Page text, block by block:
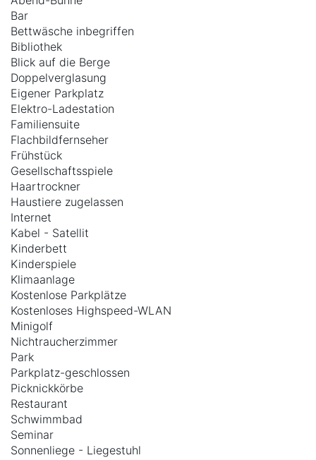
Bar
Bettwäsche inbegriffen
Bibliothek
Blick auf die Berge
Doppelverglasung
Eigener Parkplatz
Elektro-Ladestation
Familiensuite
Flachbildfernseher
Frühstück
Gesellschaftsspiele
Haartrockner
Haustiere zugelassen
Internet
Kabel - Satellit
Kinderbett
Kinderspiele
Klimaanlage
Kostenlose Parkplätze
Kostenloses Highspeed-WLAN
Minigolf
Nichtraucherzimmer
Park
Parkplatz-geschlossen
Picknickkörbe
Restaurant
Schwimmbad
Seminar
Sonnenliege - Liegestuhl